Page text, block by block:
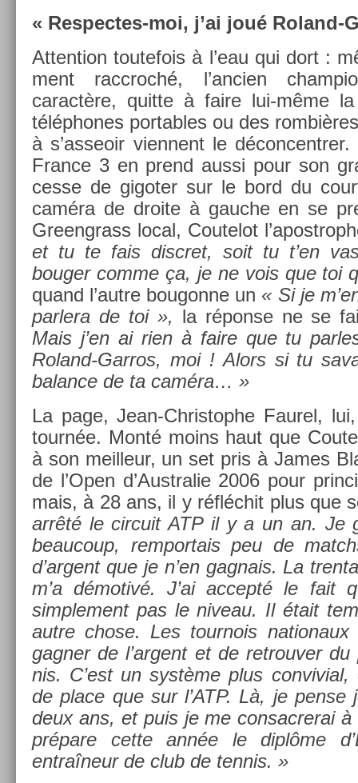
« Respectes-moi, j’ai joué Roland-
At­ten­tion toutefois à l’eau qui dort :
ment raccroché, l’an­ci­en
caractère, quit­te à faire lui-même
téléphones port­ables ou des
à s’as­seoir vien­nent le
Fran­ce 3 en prend aussi pour son
cesse de gigot­er sur le bord du
caméra de droite à gauc­he en se
Greengrass local, Co­utelot
et tu te fais dis­cret, soit tu t’en
boug­er comme ça, je ne vois que toi
quand l’autre bougon­ne un « Si je
par­lera de toi », la réponse ne se
Mais j’en ai rien à faire que tu
Roland-Garros, moi ! Alors si tu
balan­ce de ta caméra… »
La page, Jean-Christophe Faurel,
tournée. Monté moins haut que
à son meil­leur, un set pris à James
de l’Open d’Australie 2006 pour
mais, à 28 ans, il y réfléchit plus que
arrêté le cir­cuit ATP il y a un an. Je
be­aucoup, re­mpor­tais peu de
d’ar­gent que je n’en gag­nais. La
m’a démotivé. J’ai ac­cepté le fait
simple­ment pas le niveau. Il était
autre chose. Les tour­nois
gagn­er de l’ar­gent et de retro­uv­er
nis. C’est un système plus con­vivi­al,
de place que sur l’ATP. Là, je pense
deux ans, et puis je me con­sac­rerai à
prépare cette année le diplôme
entraîneur de club de ten­nis. »